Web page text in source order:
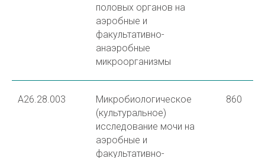
половых органов на
аэробные и
факультативно-
анаэробные
микроорганизмы
A26.28.003
Микробиологическое
(культуральное)
исследование мочи на
аэробные и
факультативно-
860